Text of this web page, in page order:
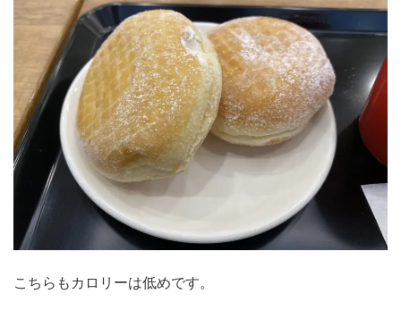
こちらもカロリーは低めです。